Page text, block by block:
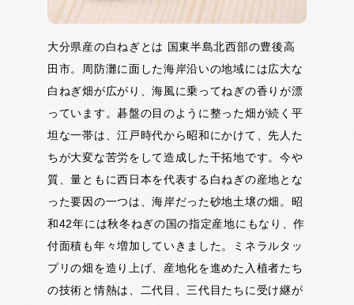
大分県産の白ねぎとは 国東半島北西部の豊後高
田市。周防灘に面した海岸沿いの地域には広大な
白ねぎ畑が広がり、海風に乗ってねぎの香りが漂
っています。碁盤の目のように整った畑が続く平
坦な一帯は、江戸時代から昭和にかけて、先人た
ちが大変な苦労をして造成した干拓地です。今や
質、量ともに西日本を代表する白ねぎの産地とな
った要因の一つは、海岸だった砂地土壌の畑。昭
和42年には秋冬ねぎの国の指定産地にもなり、作
付面積も年々増加していきました。ミネラルタッ
プリの畑を造り上げ、産地化を進めた入植者たち
の技術と情熱は、二代目、三代目たちに受け継が